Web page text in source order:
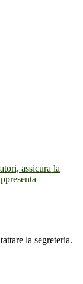
assicura la
la segreteria.